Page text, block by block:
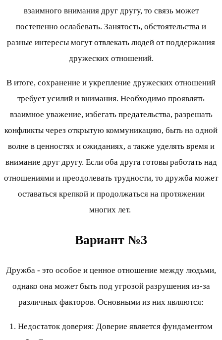
взаимного внимания друг другу, то связь может
постепенно ослабевать. Занятость, обстоятельства и
разные интересы могут отвлекать людей от поддержания
дружеских отношений.
В итоге, сохранение и укрепление дружеских отношений
требует усилий и внимания. Необходимо проявлять
взаимное уважение, избегать предательства, разрешать
конфликты через открытую коммуникацию, быть на одной
волне в ценностях и ожиданиях, а также уделять время и
внимание друг другу. Если оба друга готовы работать над
отношениями и преодолевать трудности, то дружба может
оставаться крепкой и продолжаться на протяжении
многих лет.
Вариант №3
Дружба - это особое и ценное отношение между людьми,
однако она может быть под угрозой разрушения из-за
различных факторов. Основными из них являются:
1. Недостаток доверия: Доверие является фундаментом